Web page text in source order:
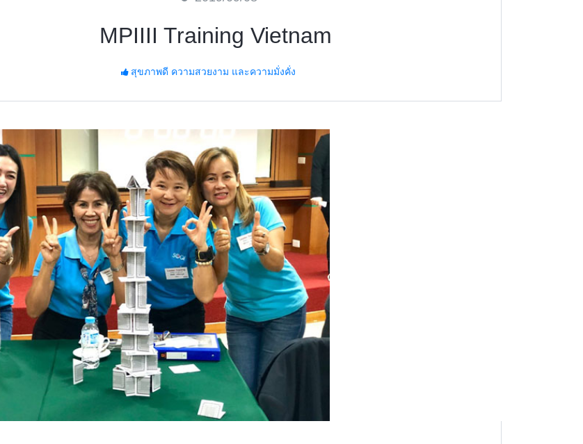
MPIIII Training Vietnam
สุขภาพดี ความสวยงาม และความมั่งคั่ง